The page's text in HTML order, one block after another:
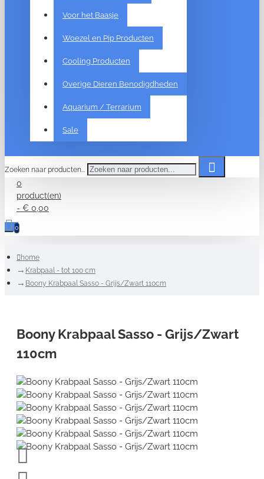
Voor het Baasje
Woezel en Pip Producten
Cooling Producten
Overige Dieren Benodigdheden
Aquarium / Terrarium
Sale
Zoeken naar producten...
0
product(en)
- € 0,00
0
home
Krabpaal - tot 100 cm
Boony Krabpaal Sasso - Grijs/Zwart 110cm
Boony Krabpaal Sasso - Grijs/Zwart
110cm